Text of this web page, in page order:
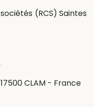
(RCS) Saintes
CLAM - France